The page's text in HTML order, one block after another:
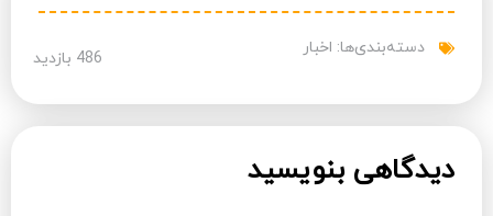
دسته‌بندی‌ها: اخبار
486 بازدید
دیدگاهی بنویسید